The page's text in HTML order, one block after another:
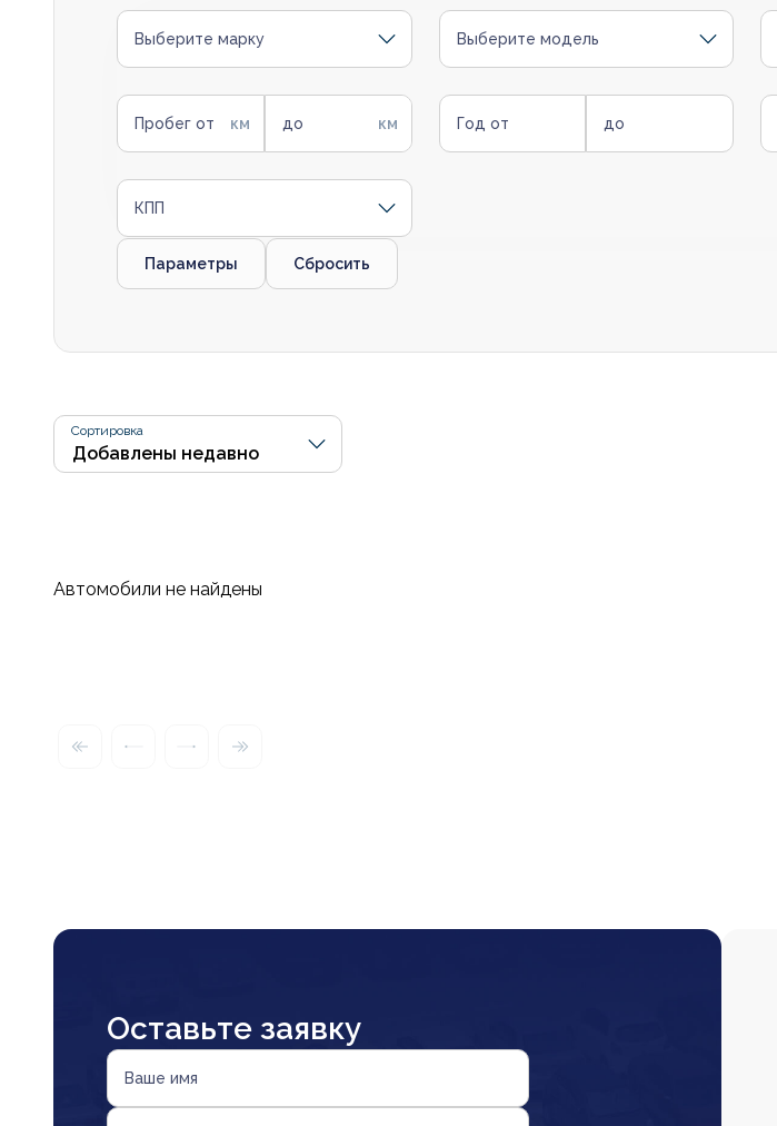
Выберите марку Выберите модель
Пробег от до Год от до
КПП
Параметры Сбросить
Сортировка
Автомобили не найдены
Оставьте заявку
Ваше имя